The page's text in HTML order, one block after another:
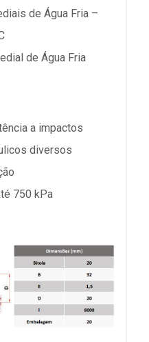
de Água Fria –
de Água Fria
a impactos
diversos
750 kPa